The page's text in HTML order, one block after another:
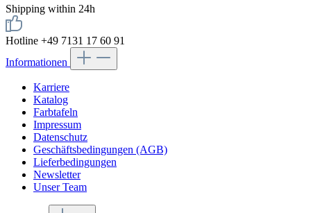
Shipping within 24h
Hotline +49 7131 17 60 91
Informationen
Karriere
Katalog
Farbtafeln
Impressum
Datenschutz
Geschäftsbedingungen (AGB)
Lieferbedingungen
Newsletter
Unser Team